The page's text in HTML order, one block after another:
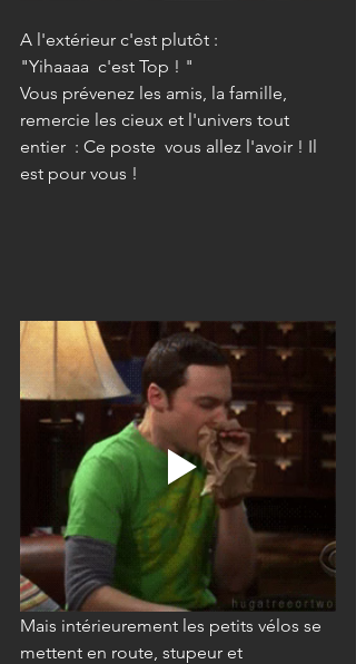
A l'extérieur c'est plutôt :
"Yihaaaa  c'est Top ! "
Vous prévenez les amis, la famille,
remercie les cieux et l'univers tout
entier  : Ce poste  vous allez l'avoir ! Il
est pour vous !
Mais intérieurement les petits vélos se
mettent en route, stupeur et